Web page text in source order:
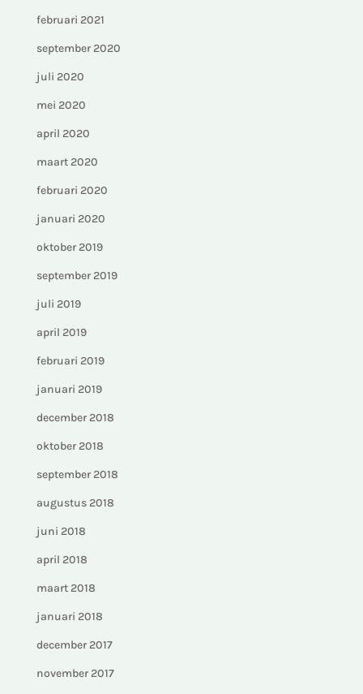
februari 2021
september 2020
juli 2020
mei 2020
april 2020
maart 2020
februari 2020
januari 2020
oktober 2019
september 2019
juli 2019
april 2019
februari 2019
januari 2019
december 2018
oktober 2018
september 2018
augustus 2018
juni 2018
april 2018
maart 2018
januari 2018
december 2017
november 2017